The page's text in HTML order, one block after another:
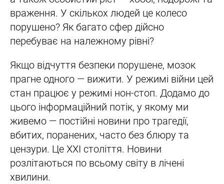
враження. У скількох людей це колесо
порушено? Як багато сфер дійсно
перебуває на належному рівні?
Якщо відчуття безпеки порушене, мозок
прагне одного — вижити. У режимі війни цей
стан працює у режимі нон-стоп. Додамо до
цього інформаційний потік, у якому ми
живемо — постійні новини про трагедії,
вбитих, поранених, часто без блюру та
цензури. Це XXI століття. Новини
розлітаються по всьому світу в лічені
хвилини.